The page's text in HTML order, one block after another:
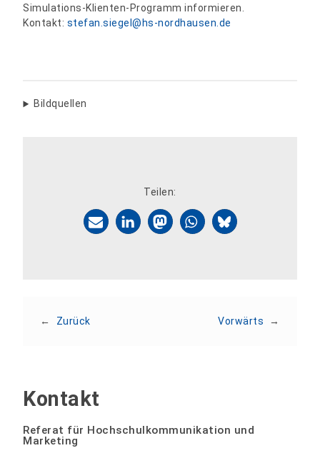
Simulations-Klienten-Programm informieren.
Kontakt: stefan.siegel@ hs-nordhausen.de
Bildquellen
Teilen:
← Zurück Vorwärts →
Kontakt
Referat für Hochschulkommunikation und
Marketing